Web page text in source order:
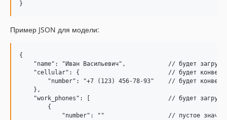
Пример JSON для модели:
{
"name": "Иван Васильевич",            // будет
"cellular": {                         // будет
"number": "+7 (123) 456-78-93"    // будет
    },
"work_phones": [                      // будет
        {
"number": ""                  // пустое